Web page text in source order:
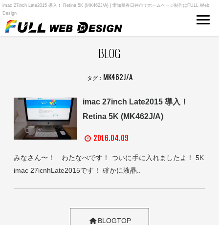
imac 27inch Late2015 導入！ Retina 5K (MK462J/A) | 愛知県春日井市でホームページ制作はFULL Web
Design
BLOG
タグ： MK462J/A
imac 27inch Late2015 導入！
Retina 5K (MK462J/A)
2016.04.09
みなさん〜！ わたなべです！ ついに手に入れましたよ！ 5K
imac 27icnhLate2015です！ 確かに液晶..
BLOGTOP